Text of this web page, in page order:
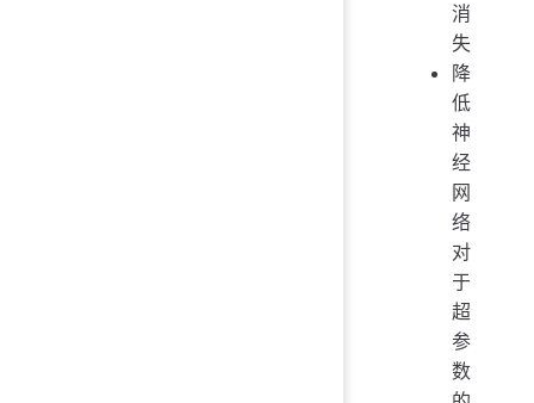
消
失
降
低
神
经
网
络
对
于
超
参
数